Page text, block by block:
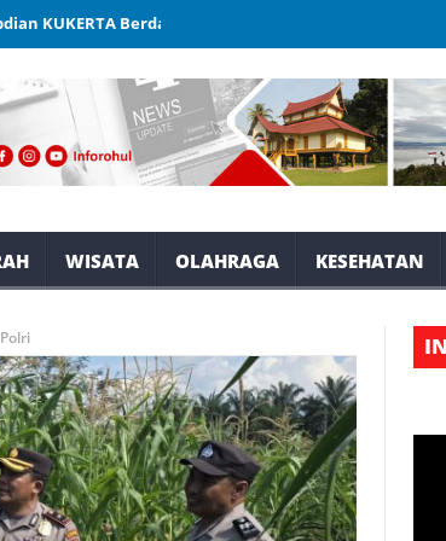
Berdampak Unri Melakukan Penyusunan(SOP)
WISATA OLAHRAGA KESEHATAN